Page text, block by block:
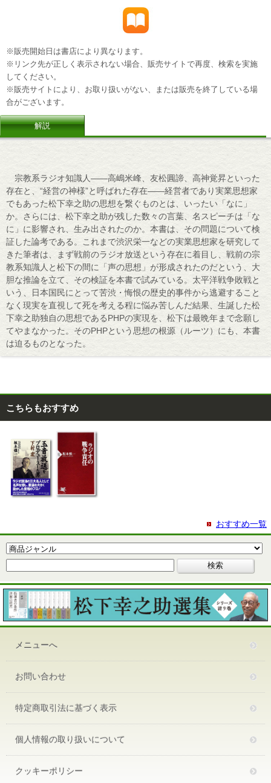
※販売開始日は書店により異なります。
※リンク先が正しく表示されない場合、販売サイトで再度、検索を実施
してください。
※販売サイトにより、お取り扱いがない、または販売を終了している場
合がございます。
解説
宗教系ラジオ知識人――高嶋米峰、友松圓諦、高神覚昇といった
存在と、“経営の神様”と呼ばれた存在――経営者であり実業思想家
でもあった松下幸之助の思想を繋ぐものとは、いったい「なに」
か。さらには、松下幸之助が残した数々の言葉、名スピーチは「な
に」に影響され、生み出されたのか。本書は、その問題について検
証した論考である。これまで渋沢栄一などの実業思想家を研究して
きた筆者は、まず戦前のラジオ放送という存在に着目し、戦前の宗
教系知識人と松下の間に「声の思想」が形成されたのだという、大
胆な推論を立て、その検証を本書で試みている。太平洋戦争敗戦と
いう、日本国民にとって苦渋・悔恨の歴史的事件から逃避すること
なく現実を直視して死を考える程に悩み苦しんだ結果、生誕した松
下幸之助独自の思想であるPHPの実現を、松下は最晩年まで念願し
てやまなかった。そのPHPという思想の根源（ルーツ）にも、本書
は迫るものとなった。
こちらもおすすめ
おすすめ一覧
メニューへ
お問い合わせ
特定商取引法に基づく表示
個人情報の取り扱いについて
クッキーポリシー